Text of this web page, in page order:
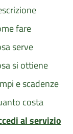
fare
serve
si ottiene
e scadenze
costa
al servizio